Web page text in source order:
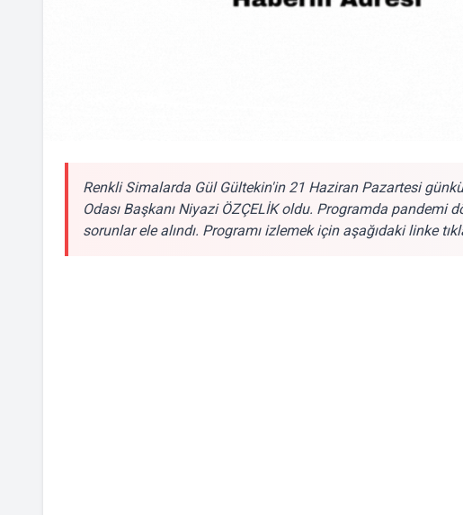
Renkli Simalarda Gül Gültekin'in 21 Haziran Pazartesi
Odası Başkanı Niyazi ÖZÇELİK oldu. Programda pandemi
sorunlar ele alındı. Programı izlemek için aşağıdaki linke